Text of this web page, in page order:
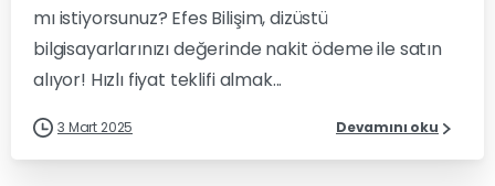
mı istiyorsunuz? Efes Bilişim, dizüstü
bilgisayarlarınızı değerinde nakit ödeme ile satın
alıyor! Hızlı fiyat teklifi almak...
3 Mart 2025 Devamını oku